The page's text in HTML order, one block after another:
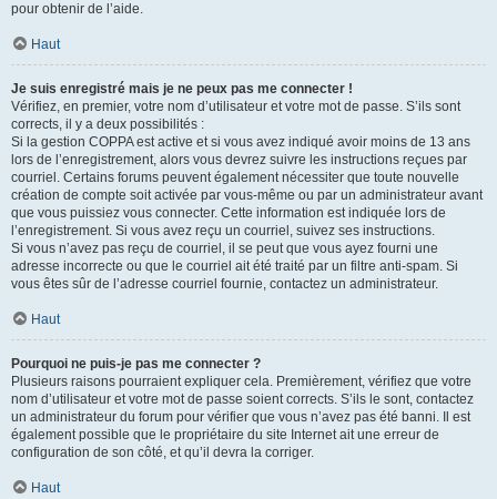
pour obtenir de l’aide.
Haut
Je suis enregistré mais je ne peux pas me connecter !
Vérifiez, en premier, votre nom d’utilisateur et votre mot de passe. S’ils sont
corrects, il y a deux possibilités :
Si la gestion COPPA est active et si vous avez indiqué avoir moins de 13 ans
lors de l’enregistrement, alors vous devrez suivre les instructions reçues par
courriel. Certains forums peuvent également nécessiter que toute nouvelle
création de compte soit activée par vous-même ou par un administrateur avant
que vous puissiez vous connecter. Cette information est indiquée lors de
l’enregistrement. Si vous avez reçu un courriel, suivez ses instructions.
Si vous n’avez pas reçu de courriel, il se peut que vous ayez fourni une
adresse incorrecte ou que le courriel ait été traité par un filtre anti-spam. Si
vous êtes sûr de l’adresse courriel fournie, contactez un administrateur.
Haut
Pourquoi ne puis-je pas me connecter ?
Plusieurs raisons pourraient expliquer cela. Premièrement, vérifiez que votre
nom d’utilisateur et votre mot de passe soient corrects. S’ils le sont, contactez
un administrateur du forum pour vérifier que vous n’avez pas été banni. Il est
également possible que le propriétaire du site Internet ait une erreur de
configuration de son côté, et qu’il devra la corriger.
Haut